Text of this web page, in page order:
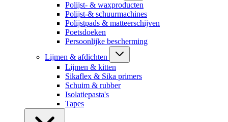
Polijst- & waxproducten
Polijst-& schuurmachines
Polijstpads & matteerschijven
Poetsdoeken
Persoonlijke bescherming
Lijmen & afdichten
Lijmen & kitten
Sikaflex & Sika primers
Schuim & rubber
Isolatiepasta's
Tapes